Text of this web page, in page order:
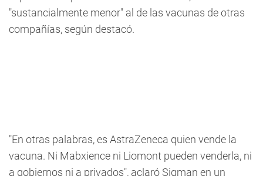
"sustancialmente menor" al de las vacunas de otras
compañías, según destacó.
"En otras palabras, es AstraZeneca quien vende la
vacuna. Ni Mabxience ni Liomont pueden venderla, ni
a gobiernos ni a privados", aclaró Sigman en un